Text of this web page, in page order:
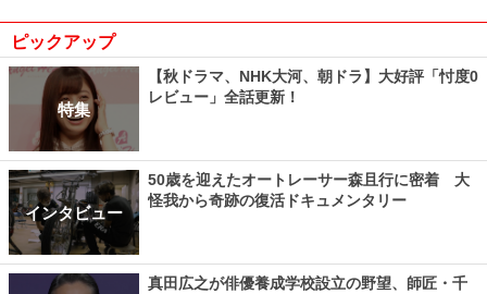
ピックアップ
特集
【秋ドラマ、NHK大河、朝ドラ】大好評「忖度0
レビュー」全話更新！
インタビュー
50歳を迎えたオートレーサー森且行に密着 大
怪我から奇跡の復活ドキュメンタリー
真田広之が俳優養成学校設立の野望、師匠・千